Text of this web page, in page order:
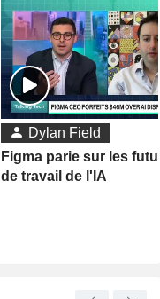
Dylan Field
Figma parie sur les
de travail de l'IA